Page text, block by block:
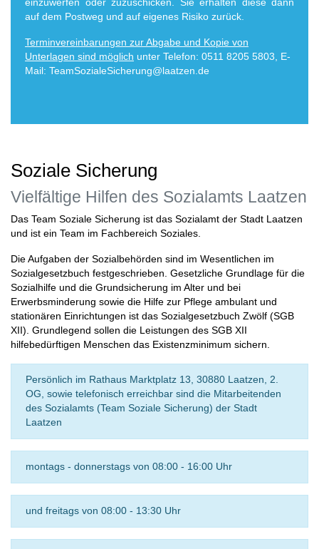
einzuwerfen oder zuzuschicken. Sie erhalten diese dann
auf dem Postweg und auf eigenes Risiko zurück.
Terminvereinbarungen zur Abgabe und Kopie von
Unterlagen sind möglich unter Telefon: 0511 8205 5803, E-
Mail: TeamSozialeSicherung@laatzen.de
Soziale Sicherung
Vielfältige Hilfen des Sozialamts Laatzen
Das Team Soziale Sicherung ist das Sozialamt der Stadt Laatzen
und ist ein Team im Fachbereich Soziales.
Die Aufgaben der Sozialbehörden sind im Wesentlichen im
Sozialgesetzbuch festgeschrieben. Gesetzliche Grundlage für die
Sozialhilfe und die Grundsicherung im Alter und bei
Erwerbsminderung sowie die Hilfe zur Pflege ambulant und
stationären Einrichtungen ist das Sozialgesetzbuch Zwölf (SGB
XII). Grundlegend sollen die Leistungen des SGB XII
hilfebedürftigen Menschen das Existenzminimum sichern.
Persönlich im Rathaus Marktplatz 13, 30880 Laatzen, 2.
OG, sowie telefonisch erreichbar sind die Mitarbeitenden
des Sozialamts (Team Soziale Sicherung) der Stadt
Laatzen
montags - donnerstags von 08:00 - 16:00 Uhr
und freitags von 08:00 - 13:30 Uhr